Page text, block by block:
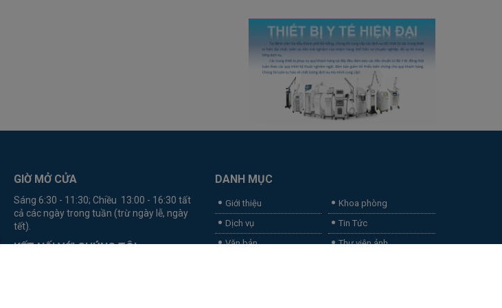
GIỜ MỞ CỬA
Sáng 6:30 - 11:30; Chiều 13:00 - 16:30 tất
cả các ngày trong tuần (trừ ngày lễ, ngày
tết).
KẾT NỐI VỚI CHÚNG TÔI
DANH MỤC
Giới thiệu
Khoa phòng
Dịch vụ
Tin Tức
Văn bản
Thư viện ảnh